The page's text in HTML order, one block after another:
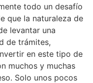
todo un desafío
que la naturaleza de
levantar una
de trámites,
en este tipo de
muchos y muchas
Solo unos pocos